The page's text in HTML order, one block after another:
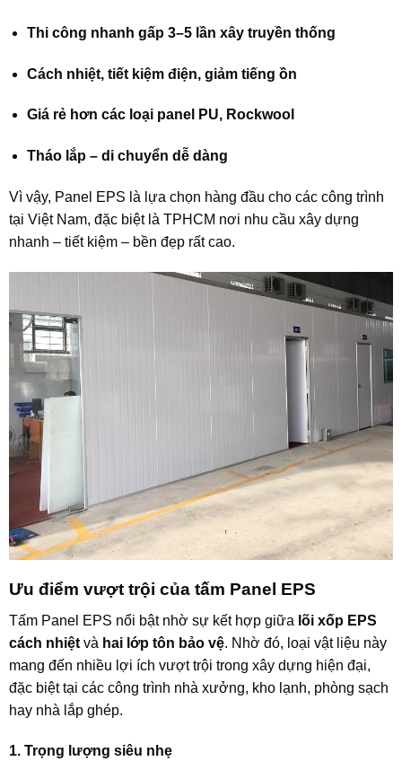
Thi công nhanh gấp 3–5 lần xây truyền thống
Cách nhiệt, tiết kiệm điện, giảm tiếng ồn
Giá rẻ hơn các loại panel PU, Rockwool
Tháo lắp – di chuyển dễ dàng
Vì vậy, Panel EPS là lựa chọn hàng đầu cho các công trình
tại Việt Nam, đặc biệt là TPHCM nơi nhu cầu xây dựng
nhanh – tiết kiệm – bền đẹp rất cao.
Ưu điểm vượt trội của tấm Panel EPS
Tấm Panel EPS nổi bật nhờ sự kết hợp giữa lõi xốp EPS
cách nhiệtvà hai lớp tôn bảo vệ. Nhờ đó, loại vật liệu này
mang đến nhiều lợi ích vượt trội trong xây dựng hiện đại,
đặc biệt tại các công trình nhà xưởng, kho lạnh, phòng sạch
hay nhà lắp ghép.
1. Trọng lượng siêu nhẹ